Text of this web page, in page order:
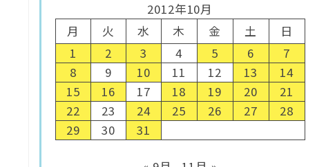
2012年10月
月
火 水 木 金 土
日
1
2 3 4 5 6
7
8
9 10 11 12 13
14
15
16 17 18 19 20
21
22
23 24 25 26 27
28
29
30 31